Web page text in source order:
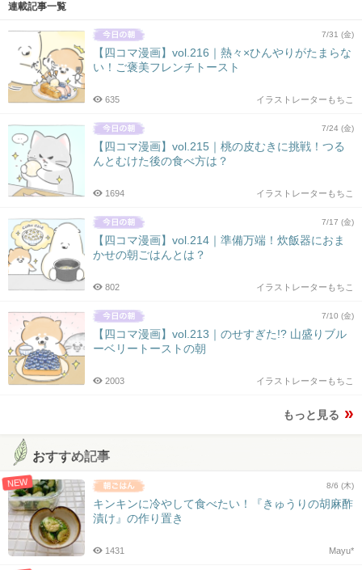
連載記事一覧
7/31 (金)
【四コマ漫画】vol.216｜熱々×ひんやりがたまらな
い！ご褒美フレンチトースト
イラストレーターもちこ
635
7/24 (金)
【四コマ漫画】vol.215｜桃の皮むきに挑戦！つる
んとむけた後の食べ方は？
イラストレーターもちこ
1694
7/17 (金)
【四コマ漫画】vol.214｜準備万端！炊飯器におま
かせの朝ごはんとは？
イラストレーターもちこ
802
7/10 (金)
【四コマ漫画】vol.213｜のせすぎた!? 山盛りブル
ーベリートーストの朝
イラストレーターもちこ
2003
もっと見る
おすすめ記事
NEW 8/6 (木)
キンキンに冷やして食べたい！『きゅうりの胡麻酢
漬け』の作り置き
Mayu*
1431